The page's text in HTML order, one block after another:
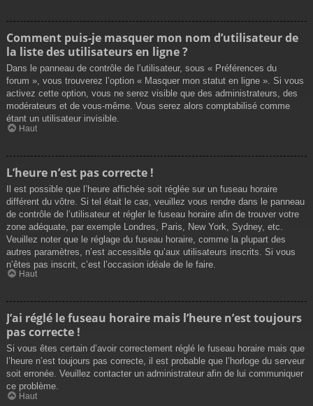
Comment puis-je masquer mon nom d’utilisateur de
la liste des utilisateurs en ligne ?
Dans le panneau de contrôle de l’utilisateur, sous « Préférences du
forum », vous trouverez l’option « Masquer mon statut en ligne ». Si vous
activez cette option, vous ne serez visible que des administrateurs, des
modérateurs et de vous-même. Vous serez alors comptabilisé comme
étant un utilisateur invisible.
Haut
L’heure n’est pas correcte !
Il est possible que l’heure affichée soit réglée sur un fuseau horaire
différent du vôtre. Si tel était le cas, veuillez vous rendre dans le panneau
de contrôle de l’utilisateur et régler le fuseau horaire afin de trouver votre
zone adéquate, par exemple Londres, Paris, New York, Sydney, etc.
Veuillez noter que le réglage du fuseau horaire, comme la plupart des
autres paramètres, n’est accessible qu’aux utilisateurs inscrits. Si vous
n’êtes pas inscrit, c’est l’occasion idéale de le faire.
Haut
J’ai réglé le fuseau horaire mais l’heure n’est toujours
pas correcte !
Si vous êtes certain d’avoir correctement réglé le fuseau horaire mais que
l’heure n’est toujours pas correcte, il est probable que l’horloge du serveur
soit erronée. Veuillez contacter un administrateur afin de lui communiquer
ce problème.
Haut